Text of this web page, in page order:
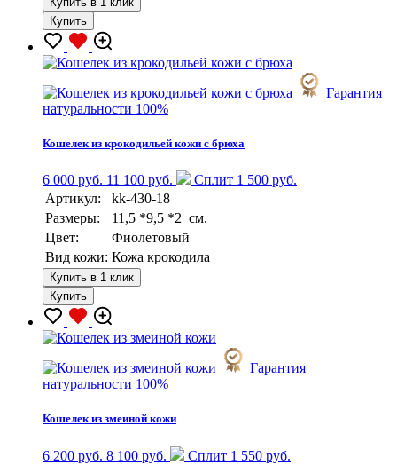
Купить
Гарантия
натуральности 100%
Кошелек из крокодильей кожи с брюха
6 000 руб. 11 100 руб.
Сплит 1 500 руб.
Артикул:
kk-430-18
Размеры:
11,5 *9,5 *2 см.
Цвет:
Фиолетовый
Вид кожи: Кожа крокодила
Купить в 1 клик
Купить
Гарантия
натуральности 100%
Кошелек из змеиной кожи
6 200 руб. 8 100 руб.
Сплит 1 550 руб.